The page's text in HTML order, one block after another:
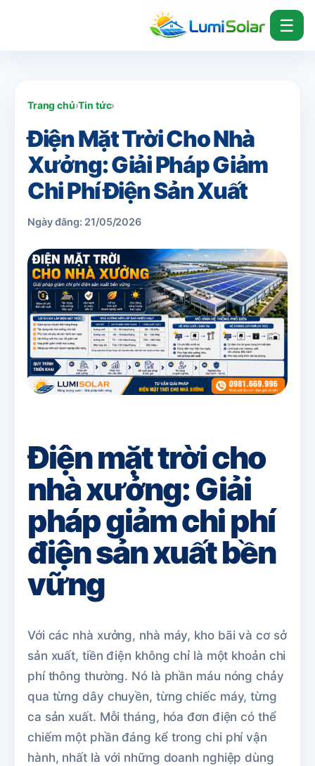
☰
Trang chủ›Tin tức›
Điện Mặt Trời Cho Nhà
Xưởng: Giải Pháp Giảm
Chi Phí Điện Sản Xuất
Ngày đăng: 21/05/2026
Điện mặt trời cho
nhà xưởng: Giải
pháp giảm chi phí
điện sản xuất bền
vững
Với các nhà xưởng, nhà máy, kho bãi và cơ sở
sản xuất, tiền điện không chỉ là một khoản chi
phí thông thường. Nó là phần máu nóng chảy
qua từng dây chuyền, từng chiếc máy, từng
ca sản xuất. Mỗi tháng, hóa đơn điện có thể
chiếm một phần đáng kể trong chi phí vận
hành, nhất là với những doanh nghiệp dùng